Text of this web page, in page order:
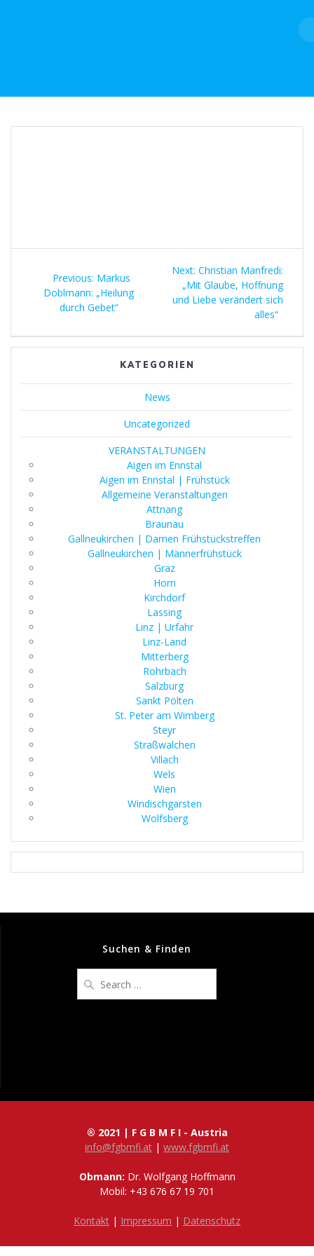
Beitragsnavigation
Previous: Previous
post:
Markus
Doblmann: „Heilung
durch Gebet“
Next: Next
post:
Christian Manfredi:
„Mit Glaube, Hoffnung
und Liebe verändert sich
alles“
KATEGORIEN
News
Uncategorized
VERANSTALTUNGEN
Aigen im Ennstal
Aigen im Ennstal | Frühstück
Allgemeine Veranstaltungen
Attnang
Braunau
Gallneukirchen | Damen Frühstückstreffen
Gallneukirchen | Männerfrühstück
Graz
Horn
Kirchdorf
Lassing
Linz | Urfahr
Linz-Land
Mitterberg
Rohrbach
Salzburg
Sankt Pölten
St. Peter am Wimberg
Steyr
Straßwalchen
Villach
Wels
Wien
Windischgarsten
Wolfsberg
Suchen & Finden
for:
® 2021 | F G B M F I - Austria
info@fgbmfi.at | www.fgbmfi.at
Obmann: Dr. Wolfgang Hoffmann
Mobil: +43 676 67 19 701
Kontakt | Impressum | Datenschutz